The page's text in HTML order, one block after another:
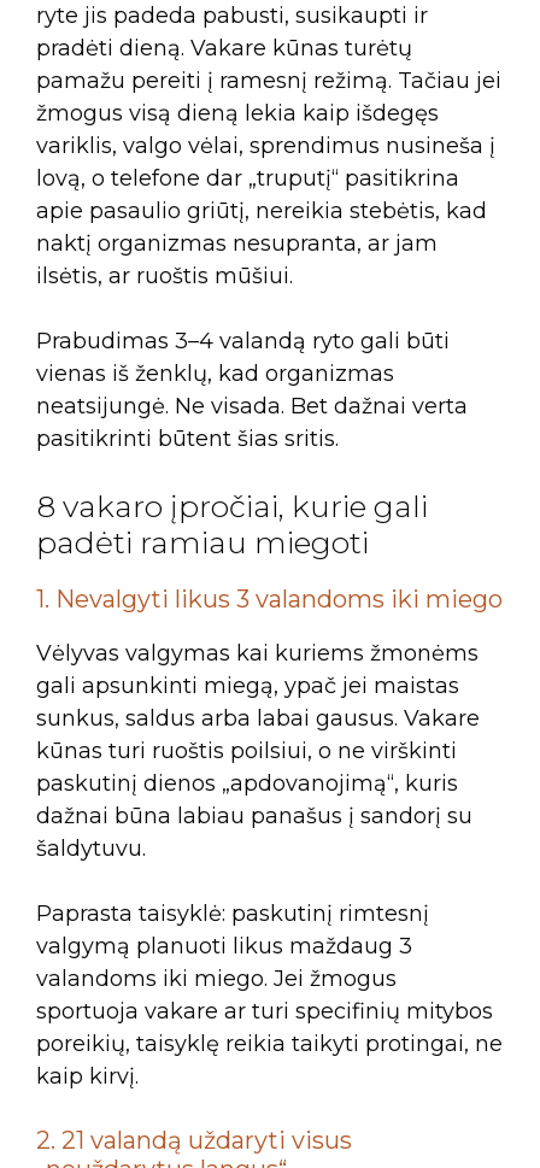
ryte jis padeda pabusti, susikaupti ir
pradėti dieną. Vakare kūnas turėtų
pamažu pereiti į ramesnį režimą. Tačiau jei
žmogus visą dieną lekia kaip išdegęs
variklis, valgo vėlai, sprendimus nusineša į
lovą, o telefone dar „truputį“ pasitikrina
apie pasaulio griūtį, nereikia stebėtis, kad
naktį organizmas nesupranta, ar jam
ilsėtis, ar ruoštis mūšiui.
Prabudimas 3–4 valandą ryto gali būti
vienas iš ženklų, kad organizmas
neatsijungė. Ne visada. Bet dažnai verta
pasitikrinti būtent šias sritis.
8 vakaro įpročiai, kurie gali
padėti ramiau miegoti
1. Nevalgyti likus 3 valandoms iki miego
Vėlyvas valgymas kai kuriems žmonėms
gali apsunkinti miegą, ypač jei maistas
sunkus, saldus arba labai gausus. Vakare
kūnas turi ruoštis poilsiui, o ne virškinti
paskutinį dienos „apdovanojimą“, kuris
dažnai būna labiau panašus į sandorį su
šaldytuvu.
Paprasta taisyklė: paskutinį rimtesnį
valgymą planuoti likus maždaug 3
valandoms iki miego. Jei žmogus
sportuoja vakare ar turi specifinių mitybos
poreikių, taisyklę reikia taikyti protingai, ne
kaip kirvį.
2. 21 valandą uždaryti visus